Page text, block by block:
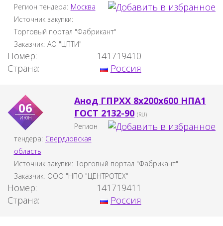
Регион тендера: Москва
Источник закупки:
Торговый портал "Фабрикант"
Заказчик: АО "ЦПТИ"
Номер:
141719410
Страна:
Россия
06
июн
Анод ГПРХХ 8х200х600 НПА1
ГОСТ 2132-90 (RU)
Регион
тендера: Свердловская
область
Источник закупки: Торговый портал "Фабрикант"
Заказчик: ООО "НПО "ЦЕНТРОТЕХ"
Номер:
141719411
Страна:
Россия